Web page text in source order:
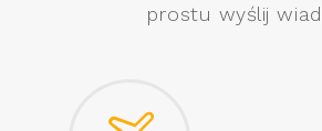
prostu wyślij